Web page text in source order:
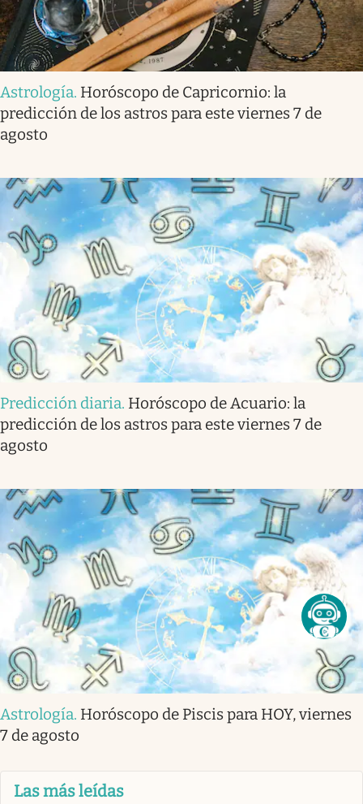
Astrología. Horóscopo de Capricornio: la
predicción de los astros para este viernes 7 de
agosto
Predicción diaria. Horóscopo de Acuario: la
predicción de los astros para este viernes 7 de
agosto
Astrología. Horóscopo de Piscis para HOY, viernes
7 de agosto
Las más leídas